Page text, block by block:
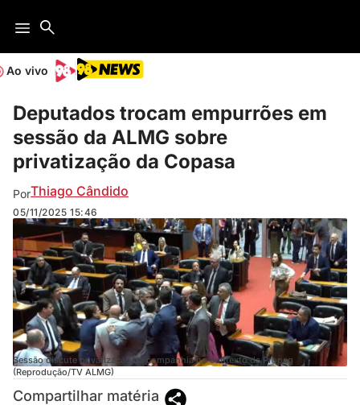
Ao vivo
Deputados trocam empurrões em
sessão da ALMG sobre
privatização da Copasa
PorThiago Cândido
05/11/2025 15:46
Sessão discute privatização da companhia no contexto da Propag
(Reprodução/TV ALMG)
Compartilhar matéria